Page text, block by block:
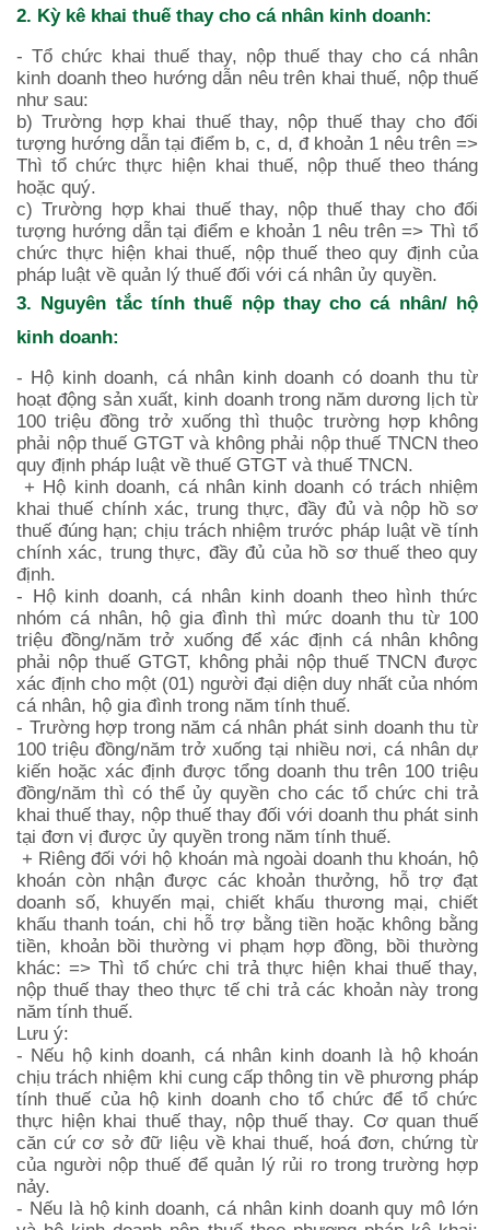
2. Kỳ kê khai thuế thay cho cá nhân kinh doanh:
- Tổ chức khai thuế thay, nộp thuế thay cho cá nhân
kinh doanh theo hướng dẫn nêu trên khai thuế, nộp thuế
như sau:
b) Trường hợp khai thuế thay, nộp thuế thay cho đối
tượng hướng dẫn tại điểm b, c, d, đ khoản 1 nêu trên =>
Thì tổ chức thực hiện khai thuế, nộp thuế theo tháng
hoặc quý.
c) Trường hợp khai thuế thay, nộp thuế thay cho đối
tượng hướng dẫn tại điểm e khoản 1 nêu trên => Thì tổ
chức thực hiện khai thuế, nộp thuế theo quy định của
pháp luật về quản lý thuế đối với cá nhân ủy quyền.
3. Nguyên tắc tính thuế nộp thay cho cá nhân/ hộ
kinh doanh:
- Hộ kinh doanh, cá nhân kinh doanh có doanh thu từ
hoạt động sản xuất, kinh doanh trong năm dương lịch từ
100 triệu đồng trở xuống thì thuộc trường hợp không
phải nộp thuế GTGT và không phải nộp thuế TNCN theo
quy định pháp luật về thuế GTGT và thuế TNCN.
+ Hộ kinh doanh, cá nhân kinh doanh có trách nhiệm
khai thuế chính xác, trung thực, đầy đủ và nộp hồ sơ
thuế đúng hạn; chịu trách nhiệm trước pháp luật về tính
chính xác, trung thực, đầy đủ của hồ sơ thuế theo quy
định.
- Hộ kinh doanh, cá nhân kinh doanh theo hình thức
nhóm cá nhân, hộ gia đình thì mức doanh thu từ 100
triệu đồng/năm trở xuống để xác định cá nhân không
phải nộp thuế GTGT, không phải nộp thuế TNCN được
xác định cho một (01) người đại diện duy nhất của nhóm
cá nhân, hộ gia đình trong năm tính thuế.
- Trường hợp trong năm cá nhân phát sinh doanh thu từ
100 triệu đồng/năm trở xuống tại nhiều nơi, cá nhân dự
kiến hoặc xác định được tổng doanh thu trên 100 triệu
đồng/năm thì có thể ủy quyền cho các tổ chức chi trả
khai thuế thay, nộp thuế thay đối với doanh thu phát sinh
tại đơn vị được ủy quyền trong năm tính thuế.
+ Riêng đối với hộ khoán mà ngoài doanh thu khoán, hộ
khoán còn nhận được các khoản thưởng, hỗ trợ đạt
doanh số, khuyến mại, chiết khấu thương mại, chiết
khấu thanh toán, chi hỗ trợ bằng tiền hoặc không bằng
tiền, khoản bồi thường vi phạm hợp đồng, bồi thường
khác: => Thì tổ chức chi trả thực hiện khai thuế thay,
nộp thuế thay theo thực tế chi trả các khoản này trong
năm tính thuế.
Lưu ý:
- Nếu hộ kinh doanh, cá nhân kinh doanh là hộ khoán
chịu trách nhiệm khi cung cấp thông tin về phương pháp
tính thuế của hộ kinh doanh cho tổ chức để tổ chức
thực hiện khai thuế thay, nộp thuế thay. Cơ quan thuế
căn cứ cơ sở đữ liệu về khai thuế, hoá đơn, chứng từ
của người nộp thuế để quản lý rủi ro trong trường hợp
nảy.
- Nếu là hộ kinh doanh, cá nhân kinh doanh quy mô lớn